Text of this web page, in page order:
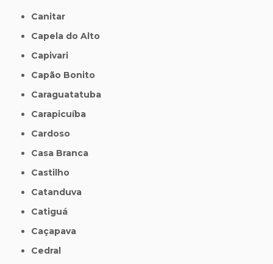
Canitar
Capela do Alto
Capivari
Capão Bonito
Caraguatatuba
Carapicuíba
Cardoso
Casa Branca
Castilho
Catanduva
Catiguá
Caçapava
Cedral